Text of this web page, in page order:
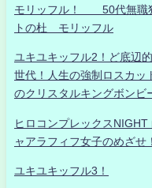
モリッフル！ 50代無職
トの杜 モリッフル
ユキユキッフル2！ど底辺
世代！人生の強制ロスカッ
のクリスタルキングボンビ
ヒロコンプレックス
ャアラフィフ女子のめざせ
ユキユキッフル3！